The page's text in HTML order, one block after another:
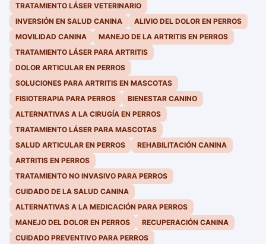
TRATAMIENTO LÁSER VETERINARIO
INVERSIÓN EN SALUD CANINA
ALIVIO DEL DOLOR EN PERROS
MOVILIDAD CANINA
MANEJO DE LA ARTRITIS EN PERROS
TRATAMIENTO LÁSER PARA ARTRITIS
DOLOR ARTICULAR EN PERROS
SOLUCIONES PARA ARTRITIS EN MASCOTAS
FISIOTERAPIA PARA PERROS
BIENESTAR CANINO
ALTERNATIVAS A LA CIRUGÍA EN PERROS
TRATAMIENTO LÁSER PARA MASCOTAS
SALUD ARTICULAR EN PERROS
REHABILITACIÓN CANINA
ARTRITIS EN PERROS
TRATAMIENTO NO INVASIVO PARA PERROS
CUIDADO DE LA SALUD CANINA
ALTERNATIVAS A LA MEDICACIÓN PARA PERROS
MANEJO DEL DOLOR EN PERROS
RECUPERACIÓN CANINA
CUIDADO PREVENTIVO PARA PERROS